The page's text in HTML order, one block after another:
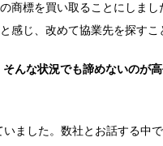
商標を買い取ることにしま
感じ、改めて協業先を探すこ
んな状況でも諦めないのが
ました。数社とお話する中